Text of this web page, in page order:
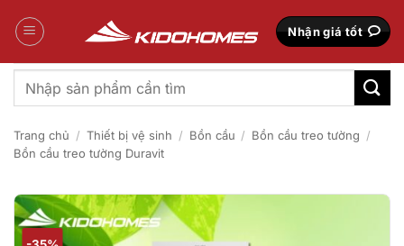
qua
Nhận giá tốt
Tìm
kiếm:
Trang chủ / Thiết bị vệ sinh / Bồn cầu / Bồn cầu treo tường /
Bồn cầu treo tường Duravit